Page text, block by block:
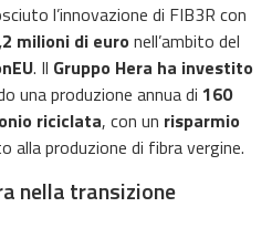
l’innovazione di FIB3R con
milioni di euro nell’ambito del
. Il Gruppo Hera ha investito
una produzione annua di 160
riciclata, con un risparmio
alla produzione di fibra vergine.
nella transizione